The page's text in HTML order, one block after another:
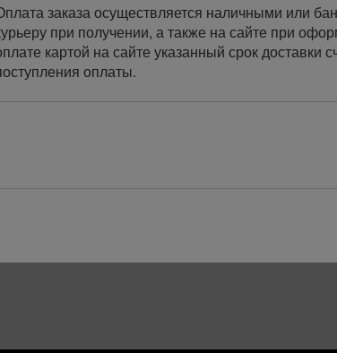
заказа осуществляется наличными или
при получении, а также на сайте при
картой на сайте указанный срок доставки
оплаты.